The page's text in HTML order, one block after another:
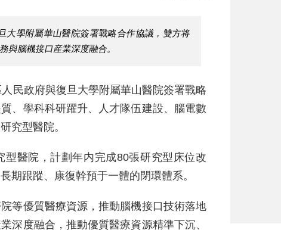
大學附屬華山醫院簽署戰略合作協議，雙方将
與腦機接口産業深度融合。
民政府與復旦大學附屬華山醫院簽署戰略
、學科科研躍升、人才隊伍建設、腦電數
究型醫院。
醫院，計劃年内完成80張研究型床位改
期跟蹤、康復幹預于一體的閉環體系。
等優質醫療資源，推動腦機接口技術落地
深度融合，推動優質醫療資源精準下沉、